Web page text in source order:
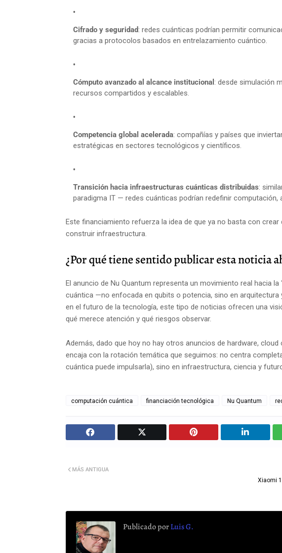
Cifrado y seguridad: redes cuánticas podrían permitir
gracias a protocolos basados en entrelazamiento cuántico.
Cómputo avanzado al alcance institucional : desde simulación
recursos compartidos y escalables.
Competencia global acelerada: compañías y países que
estratégicas en sectores tecnológicos y científicos.
Transición hacia infraestructuras cuánticas distribuidas:
paradigma IT — redes cuánticas podrían redefinir computación,
Este financiamiento refuerza la idea de que ya no basta con
construir infraestructura.
¿Por qué tiene sentido publicar esta noticia
El anuncio de Nu Quantum representa un movimiento real hacia la
cuántica —no enfocada en qubits o potencia, sino en arquitectura
en el futuro de la tecnología, este tipo de noticias ofrecen una
qué merece atención y qué riesgos observar.
Además, dado que hoy no hay otros anuncios de hardware,
encaja con la rotación temática que seguimos: no centra
cuántica puede impulsarla), sino en infraestructura, ciencia y
computación cuántica financiación tecnológica Nu Quantum
Xiaomi
MÁS ANTIGUA
Publicado porLuis G.